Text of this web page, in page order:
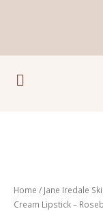
Menu
Home / Jane Iredale
Cream Lipstick –
Cream
Lipstick